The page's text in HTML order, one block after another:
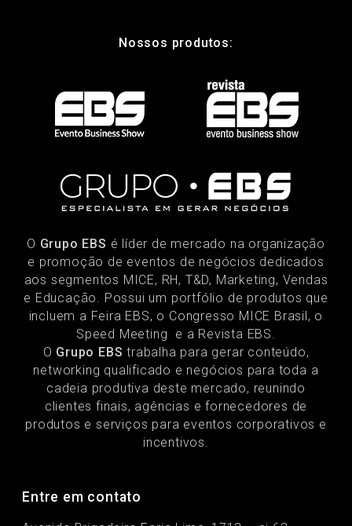
Nossos produtos:
O Grupo EBS é líder de mercado na organização
e promoção de eventos de negócios dedicados
aos segmentos MICE, RH, T&D, Marketing, Vendas
e Educação. Possui um portfólio de produtos que
incluem a Feira EBS, o Congresso MICE Brasil, o
Speed Meeting e a Revista EBS.
O Grupo EBS trabalha para gerar conteúdo,
networking qualificado e negócios para toda a
cadeia produtiva deste mercado, reunindo
clientes finais, agências e fornecedores de
produtos e serviços para eventos corporativos e
incentivos.
Entre em contato